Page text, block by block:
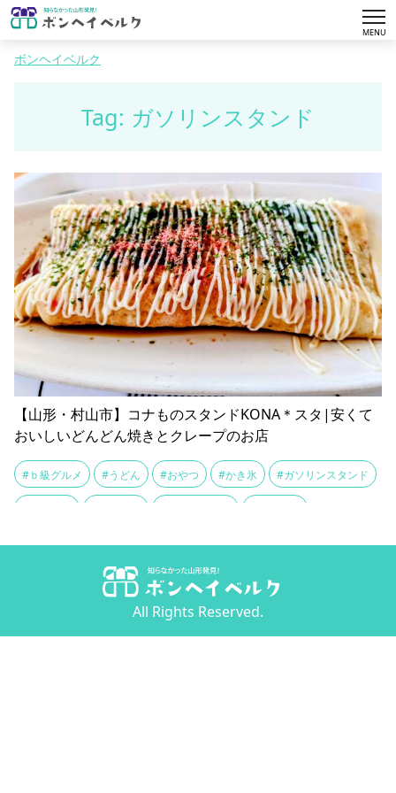
MENU
ボンヘイベルク
Tag: ガソリンスタンド
【山形・村山市】コナものスタンドKONA＊スタ|安くて
おいしいどんどん焼きとクレープのお店
#ｂ級グルメ #うどん #おやつ #かき氷 #ガソリンスタンド
#ソウルフード #そば #ソフトクリーム #テイクアウト
#テラス席 #どんどん焼き #ランチ
#安い #家庭的 #明太クリームうどん
All Rights Reserved.